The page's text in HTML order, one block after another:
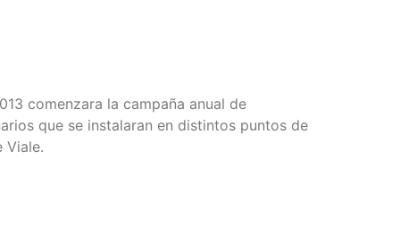
comenzara la campaña anual de
que se instalaran en distintos puntos de
Viale.